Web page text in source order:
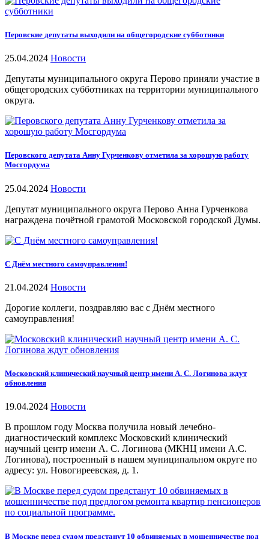
Перовские депутаты выходили на общегородские субботники
25.04.2024 Новости
Депутаты муниципального округа Перово приняли участие в
общегородских субботниках на территории муниципального
округа.
Перовского депутата Анну Гурченкову отметила за хорошую работу
Мосгордума
25.04.2024 Новости
Депутат муниципального округа Перово Анна Гурченкова
награждена почётной грамотой Московской городской Думы.
С Днём местного самоуправления!
21.04.2024 Новости
Дорогие коллеги, поздравляю вас с Днём местного
самоуправления!
Московский клинический научный центр имени А. С. Логинова ждут
обновления
19.04.2024 Новости
В прошлом году Москва получила новый лечебно-
диагностический комплекс Московский клинический
научный центр имени А. С. Логинова (МКНЦ имени А.С.
Логинова), построенный в нашем муниципальном округе по
адресу: ул. Новогиреевская, д. 1.
В Москве перед судом предстанут 10 обвиняемых в мошенничестве под